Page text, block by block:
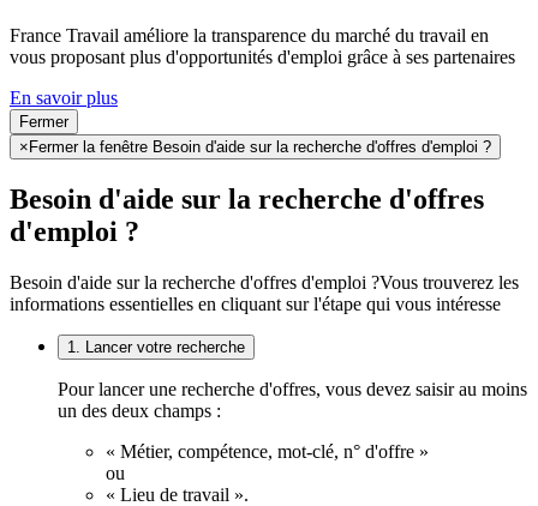
France Travail améliore la transparence du marché du travail en
vous proposant plus d'opportunités d'emploi grâce à ses partenaires
En savoir plus
Fermer
× Fermer la fenêtre Besoin d'aide sur la recherche d'offres d'emploi ?
Besoin d'aide sur la recherche d'offres
d'emploi ?
Besoin d'aide sur la recherche d'offres d'emploi ?Vous trouverez les
informations essentielles en cliquant sur l'étape qui vous intéresse
1. Lancer votre recherche
Pour lancer une recherche d'offres, vous devez saisir au moins
un des deux champs :
« Métier, compétence, mot-clé, n° d'offre »
ou
« Lieu de travail ».